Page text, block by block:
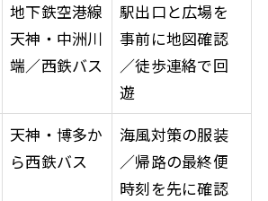
地下鉄空港線
天神・中洲川
端／西鉄バス
駅出口と広場を
事前に地図確認
／徒歩連絡で回
遊
天神・博多か
ら西鉄バス
海風対策の服装
／帰路の最終便
時刻を先に確認